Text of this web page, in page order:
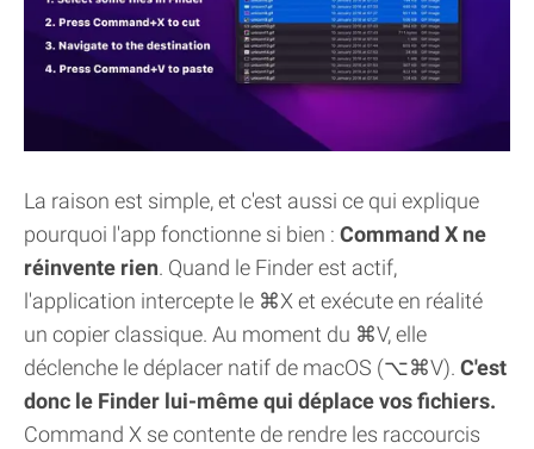
La raison est simple, et c'est aussi ce qui explique
pourquoi l'app fonctionne si bien : Command X ne
réinvente rien. Quand le Finder est actif,
l'application intercepte le ⌘X et exécute en réalité
un copier classique. Au moment du ⌘V, elle
déclenche le déplacer natif de macOS (⌥⌘V). C'est
donc le Finder lui-même qui déplace vos fichiers.
Command X se contente de rendre les raccourcis